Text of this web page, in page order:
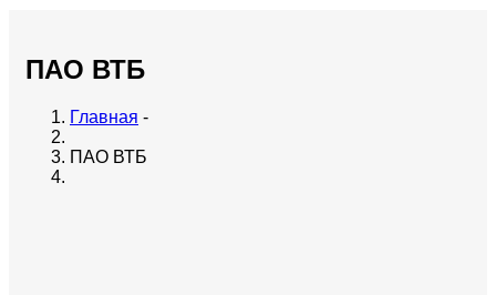
ПАО ВТБ
Главная -
ПАО ВТБ